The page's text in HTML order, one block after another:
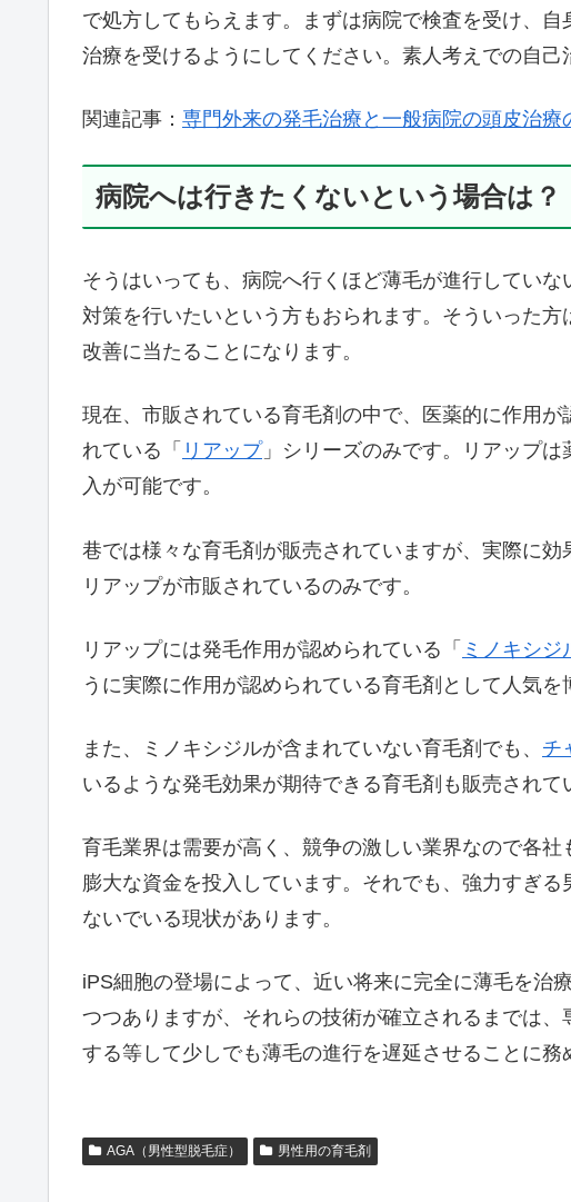
で処方してもらえます。まずは病院で検査を受け、
治療を受けるようにしてください。素人考えでの自己
関連記事： 専門外来の発毛治療と一般病院の頭皮治療
病院へは行きたくないという場合は？
そうはいっても、病院へ行くほど薄毛が進行してい
対策を行いたいという方もおられます。そういった
改善に当たることになります。
現在、市販されている育毛剤の中で、医薬的に作用
れている「 リアップ」シリーズのみです。リアップ
入が可能です。
巷では様々な育毛剤が販売されていますが、実際に
リアップが市販されているのみです。
リアップには発毛作用が認められている「 ミノキシジ
うに実際に作用が認められている育毛剤として人気を
また、ミノキシジルが含まれていない育毛剤でも、 チ
いるような発毛効果が期待できる育毛剤も販売されて
育毛業界は需要が高く、競争の激しい業界なので各
膨大な資金を投入しています。それでも、強力すぎ
ないでいる現状があります。
iPS細胞の登場によって、近い将来に完全に薄毛を治
つつありますが、それらの技術が確立されるまでは
する等して少しでも薄毛の進行を遅延させることに務
AGA（男性型脱毛症） 男性用の育毛剤